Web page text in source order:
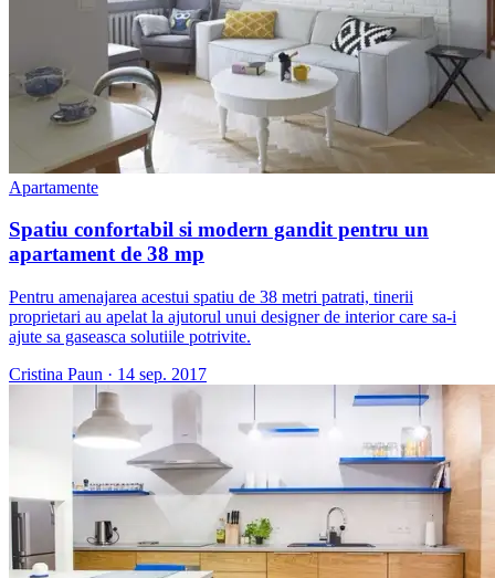
Apartamente
Spatiu confortabil si modern gandit pentru un
apartament de 38 mp
Pentru amenajarea acestui spatiu de 38 metri patrati, tinerii
proprietari au apelat la ajutorul unui designer de interior care sa-i
ajute sa gaseasca solutiile potrivite.
Cristina Paun · 14 sep. 2017